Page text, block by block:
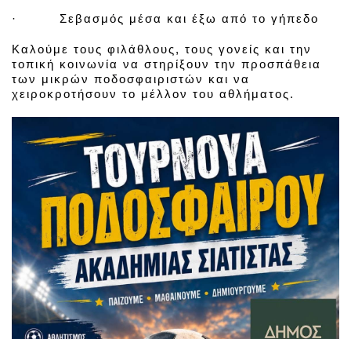
· Σεβασμός μέσα και έξω από το γήπεδο
Καλούμε τους φιλάθλους, τους γονείς και την
τοπική κοινωνία να στηρίξουν την προσπάθεια
των μικρών ποδοσφαιριστών και να
χειροκροτήσουν το μέλλον του αθλήματος.